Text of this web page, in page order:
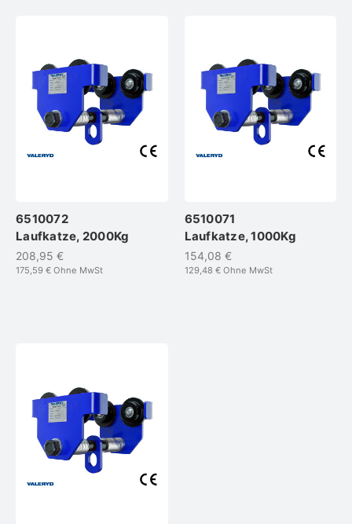
6510072
Laufkatze, 2000Kg
208,95 €
175,59 € Ohne MwSt
6510071
Laufkatze, 1000Kg
154,08 €
129,48 €Ohne MwSt